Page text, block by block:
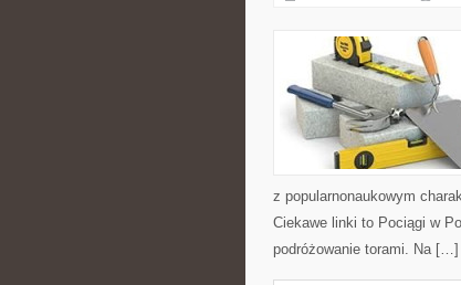
z popularnonaukowym
Ciekawe linki to Pociągi w
podróżowanie torami. Na […]